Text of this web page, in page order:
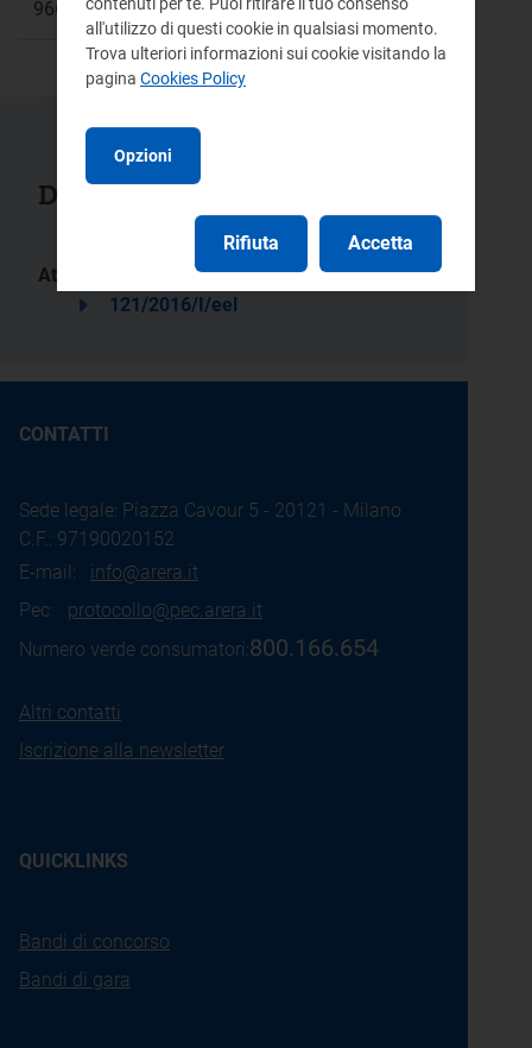
966
Documenti collegati
Atti:
121/2016/I/eel
CONTATTI
Sede legale: Piazza Cavour 5 - 20121 - Milano
C.F.: 97190020152
E-mail: info@arera.it
Pec: protocollo@pec.arera.it
Numero verde consumatori:800.166.654
Altri contatti
Iscrizione alla newsletter
QUICKLINKS
Bandi di concorso
Bandi di gara
all'utilizzo di questi cookie in qualsiasi momento.
Trova ulteriori informazioni sui cookie visitando la
pagina Cookies Policy
Opzioni
Rifiuta Accetta